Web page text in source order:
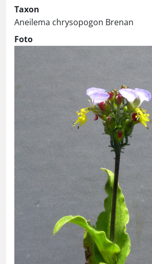
Taxon
Aneilema chrysopogon Brenan
Foto